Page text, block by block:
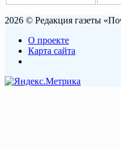
2026 © Редакция газеты
О проекте
Карта сайта